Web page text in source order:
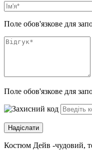
Поле обов'язкове для
Поле обов'язкове для
Костюм Дейв -чудовий,